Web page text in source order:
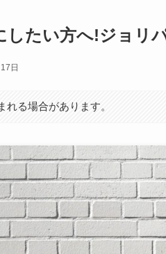
したい方へ!ジョリ
日
る場合があります。